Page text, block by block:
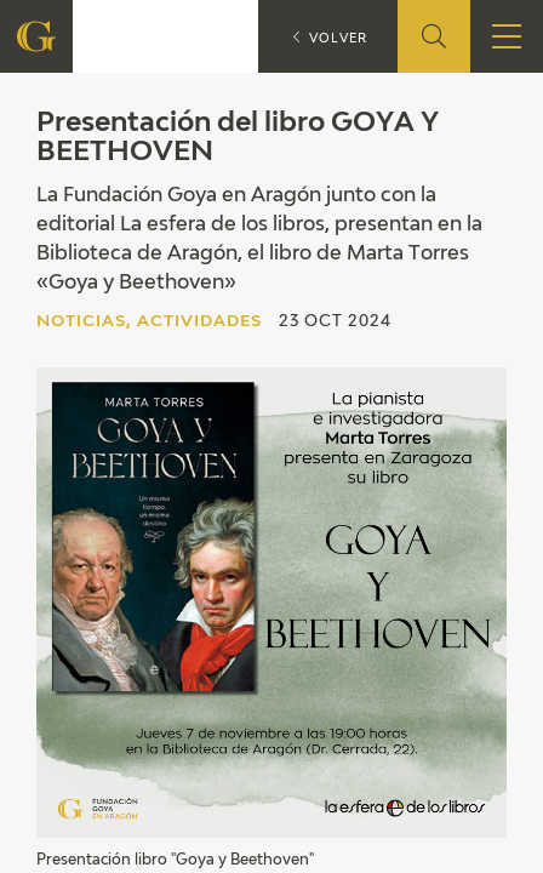
FUNDACIÓN
CENTRO DE INVESTIGACIÓN Y DOCUMENTACIÓN
CONTACTO
PROGRAMACIÓN
EXPOSICIONES
ACTIVIDADES
ACTUALIDAD
SALA DE PRENSA
BLOG CUADERNO ITALIANO
Presentación del libro GOYA Y
BEETHOVEN
La Fundación Goya en Aragón junto con la
editorial La esfera de los libros, presentan en la
Biblioteca de Aragón, el libro de Marta Torres
«Goya y Beethoven»
NOTICIAS, ACTIVIDADES 23 OCT 2024
Presentación libro "Goya y Beethoven"
NOTICIAS Presentación
VOLVER